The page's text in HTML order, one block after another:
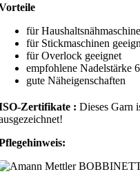
für
für Stickmaschinen
für Overlock geeignet
empfohlene Nadelstärke
gute Näheigenschaften
Zertifikate : Dieses Garn